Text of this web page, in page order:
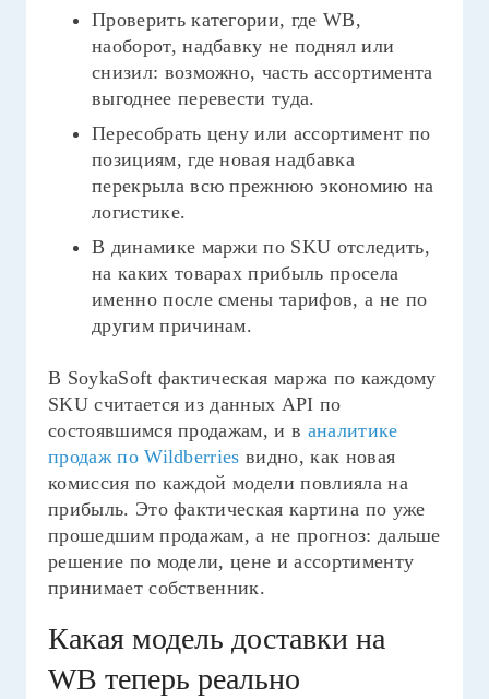
Проверить категории, где WB,
наоборот, надбавку не поднял или
снизил: возможно, часть ассортимента
выгоднее перевести туда.
Пересобрать цену или ассортимент по
позициям, где новая надбавка
перекрыла всю прежнюю экономию на
логистике.
В динамике маржи по SKU отследить,
на каких товарах прибыль просела
именно после смены тарифов, а не по
другим причинам.
В SoykaSoft фактическая маржа по каждому
SKU считается из данных API по
состоявшимся продажам, и в аналитике
продаж по Wildberries видно, как новая
комиссия по каждой модели повлияла на
прибыль. Это фактическая картина по уже
прошедшим продажам, а не прогноз: дальше
решение по модели, цене и ассортименту
принимает собственник.
Какая модель доставки на
WB теперь реально